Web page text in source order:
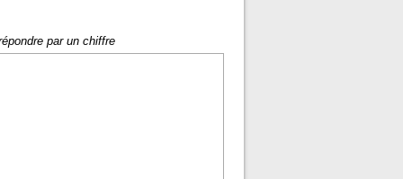
par un chiffre